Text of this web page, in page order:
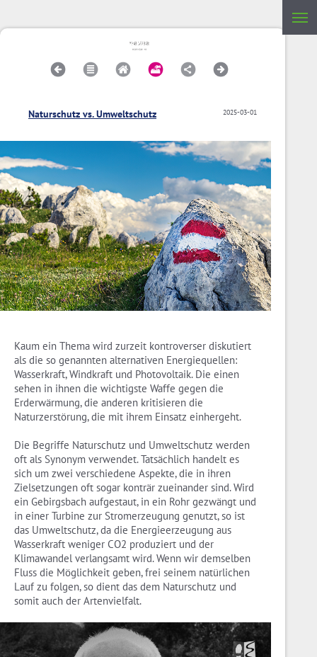
2025-03-01
Naturschutz vs. Umweltschutz
Kaum ein Thema wird zurzeit kontroverser diskutiert
als die so genannten alternativen Energiequellen:
Wasserkraft, Windkraft und Photovoltaik. Die einen
sehen in ihnen die wichtigste Waffe gegen die
Erderwärmung, die anderen kritisieren die
Naturzerstörung, die mit ihrem Einsatz einhergeht.
Die Begriffe Naturschutz und Umweltschutz werden
oft als Synonym verwendet. Tatsächlich handelt es
sich um zwei verschiedene Aspekte, die in ihren
Zielsetzungen oft sogar konträr zueinander sind. Wird
ein Gebirgsbach aufgestaut, in ein Rohr gezwängt und
in einer Turbine zur Stromerzeugung genutzt, so ist
das Umweltschutz, da die Energieerzeugung aus
Wasserkraft weniger CO2 produziert und der
Klimawandel verlangsamt wird. Wenn wir demselben
Fluss die Möglichkeit geben, frei seinem natürlichen
Lauf zu folgen, so dient das dem Naturschutz und
somit auch der Artenvielfalt.